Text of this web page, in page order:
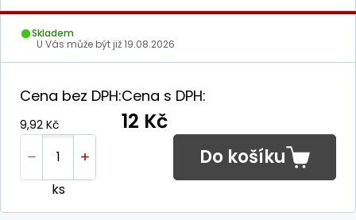
Skladem
U Vás může být již19.08.2026
Cena bez DPH:
9,92 Kč
Cena s DPH:
12 Kč
ks
Do košíku